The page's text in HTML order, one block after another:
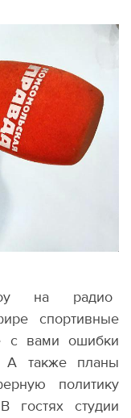
на радио
спортивные
с вами ошибки
также планы
политику
гостях студии